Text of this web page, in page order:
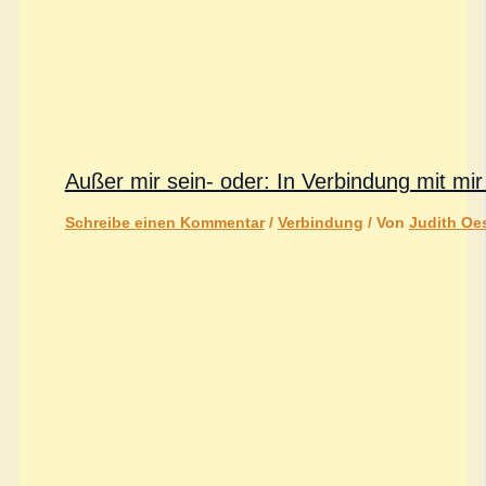
Außer mir sein- oder: In Verbindung mit
Schreibe einen Kommentar / Verbindung / Von Judith